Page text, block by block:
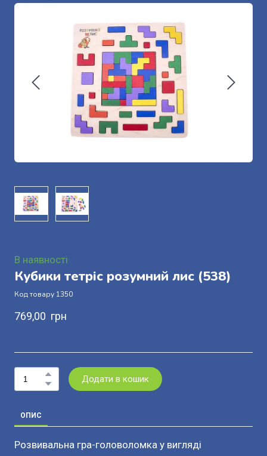
В наявності
Кубики тетріс розумний лис (538)
Код товару 1350
769,00  грн
Додати в кошик
ОПИС
Розвивальна гра-головоломка у вигляді